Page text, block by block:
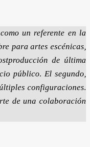
un referente en la
para artes escénicas,
de última
público. El segundo,
configuraciones.
de una colaboración